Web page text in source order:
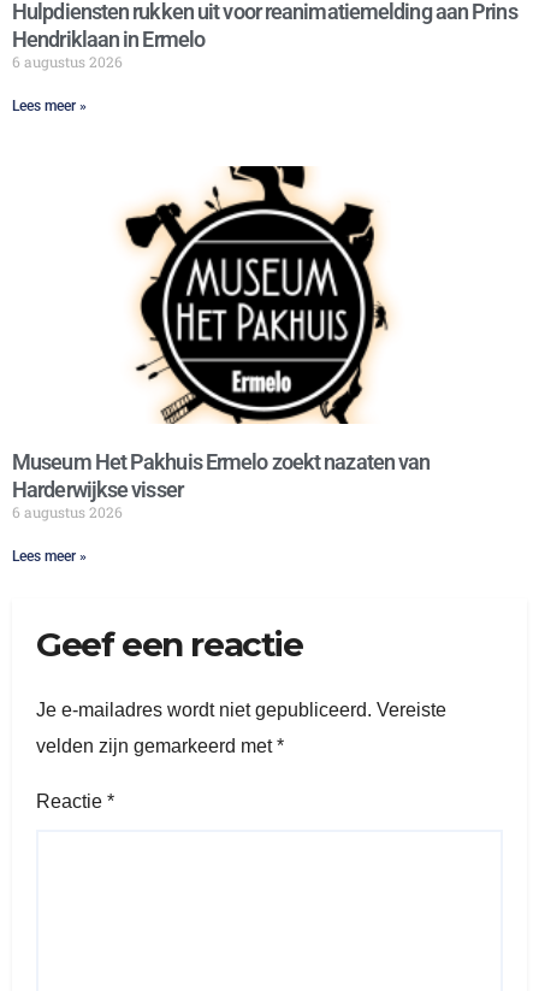
Hulpdiensten rukken uit voor reanimatiemelding aan Prins
Hendriklaan in Ermelo
6 augustus 2026
Lees meer »
Museum Het Pakhuis Ermelo zoekt nazaten van
Harderwijkse visser
6 augustus 2026
Lees meer »
Geef een reactie
Je e-mailadres wordt niet gepubliceerd. Vereiste
velden zijn gemarkeerd met*
Reactie *